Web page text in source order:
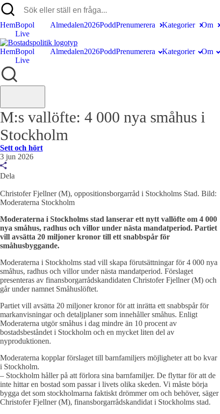
HemBopol
Live
Almedalen2026PoddPrenumerera Kategorier Om
HemBopol
Live
Almedalen2026PoddPrenumerera Kategorier Om
M:s vallöfte: 4 000 nya småhus i
Stockholm
Sett och hört
3 jun 2026
Dela
Christofer Fjellner (M), oppositionsborgarråd i Stockholms Stad. Bild:
Moderaterna Stockholm
Moderaterna i Stockholms stad lanserar ett nytt vallöfte om 4 000
nya småhus, radhus och villor under nästa mandatperiod. Partiet
vill avsätta 20 miljoner kronor till ett snabbspår för
småhusbyggande.
Moderaterna i Stockholms stad vill skapa förutsättningar för 4 000 nya
småhus, radhus och villor under nästa mandatperiod. Förslaget
presenteras av finansborgarrådskandidaten Christofer Fjellner (M) och
går under namnet Småhuslöftet.
Partiet vill avsätta 20 miljoner kronor för att inrätta ett snabbspår för
markanvisningar och detaljplaner som innehåller småhus. Enligt
Moderaterna utgör småhus i dag mindre än 10 procent av
bostadsbeståndet i Stockholm och en mycket liten del av
nyproduktionen.
Moderaterna kopplar förslaget till barnfamiljers möjligheter att bo kvar
i Stockholm.
– Stockholm håller på att förlora sina barnfamiljer. De flyttar för att de
inte hittar en bostad som passar i livets olika skeden. Vi måste börja
bygga det som stockholmarna faktiskt drömmer om och behöver, säger
Christofer Fjellner (M), finansborgarrådskandidat i Stockholms stad.